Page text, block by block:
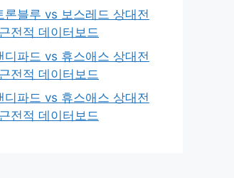
론블루 vs 보스레드 상대전
전적 데이터보드
디파드 vs 휴스애스 상대전
전적 데이터보드
디파드 vs 휴스애스 상대전
전적 데이터보드